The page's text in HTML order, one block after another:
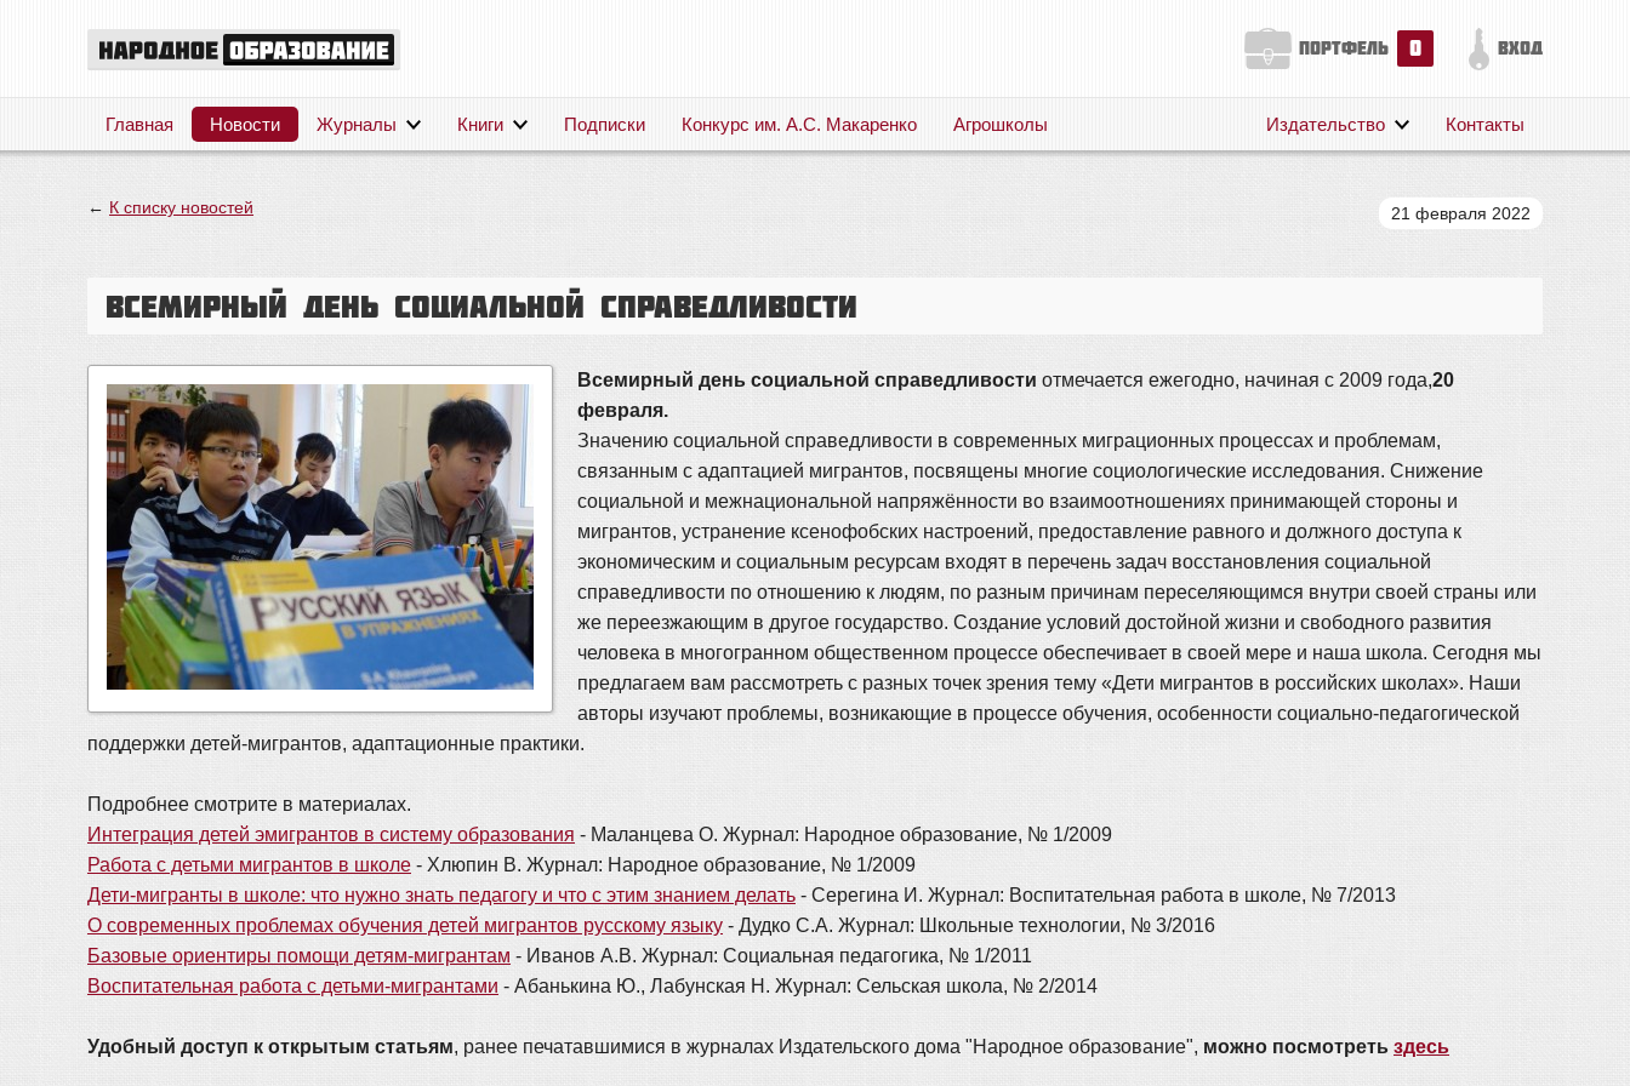
портфель 0 вход
Главная Новости Журналы Книги Подписки Конкурс им. А.С. Макаренко Агрошколы
Публикации
Издательство Контакты
← К списку новостей 21 февраля 2022
Всемирный день социальной справедливости
Всемирный день социальной справедливости отмечается ежегодно, начиная с 2009 года,20
февраля.
Значению социальной справедливости в современных миграционных процессах и проблемам,
связанным с адаптацией мигрантов, посвящены многие социологические исследования. Снижение
социальной и межнациональной напряжённости во взаимоотношениях принимающей стороны и
мигрантов, устранение ксенофобских настроений, предоставление равного и должного доступа к
экономическим и социальным ресурсам входят в перечень задач восстановления социальной
справедливости по отношению к людям, по разным причинам переселяющимся внутри своей страны или
же переезжающим в другое государство. Создание условий достойной жизни и свободного развития
человека в многогранном общественном процессе обеспечивает в своей мере и наша школа. Сегодня мы
предлагаем вам рассмотреть с разных точек зрения тему «Дети мигрантов в российских школах». Наши
авторы изучают проблемы, возникающие в процессе обучения, особенности социально-педагогической
поддержки детей-мигрантов, адаптационные практики.
Подробнее смотрите в материалах.
Интеграция детей эмигрантов в систему образования - Маланцева О. Журнал: Народное образование, № 1/2009
Работа с детьми мигрантов в школе - Хлюпин В. Журнал: Народное образование, № 1/2009
Дети-мигранты в школе: что нужно знать педагогу и что с этим знанием делать - Серегина И. Журнал: Воспитательная работа в школе, № 7/2013
О современных проблемах обучения детей мигрантов русскому языку - Дудко С.А. Журнал: Школьные технологии, № 3/2016
Базовые ориентиры помощи детям-мигрантам - Иванов А.В. Журнал: Социальная педагогика, № 1/2011
Воспитательная работа с детьми-мигрантами - Абанькина Ю., Лабунская Н. Журнал: Сельская школа, № 2/2014
Удобный доступ к открытым статьям, ранее печатавшимися в журналах Издательского дома "Народное образование", можно посмотреть здесь